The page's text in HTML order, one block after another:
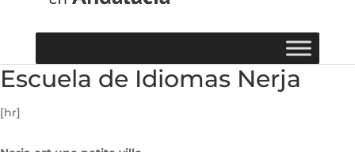
Escuela de Idiomas Nerja
[hr]